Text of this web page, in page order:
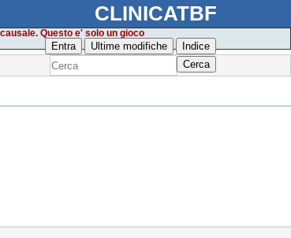
CLINICATBF
Questo e' solo un gioco
Entra Ultime modifiche
Indice
Cerca